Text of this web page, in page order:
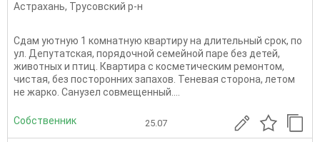
Астрахань, Трусовский р-н
Сдам уютную 1 комнатную квартиру на длительный срок, по
ул. Депутатская, порядочной семейной паре без детей,
животных и птиц. Квартира с косметическим ремонтом,
чистая, без посторонних запахов. Теневая сторона, летом
не жарко. Санузел совмещенный....
Собственник 25.07